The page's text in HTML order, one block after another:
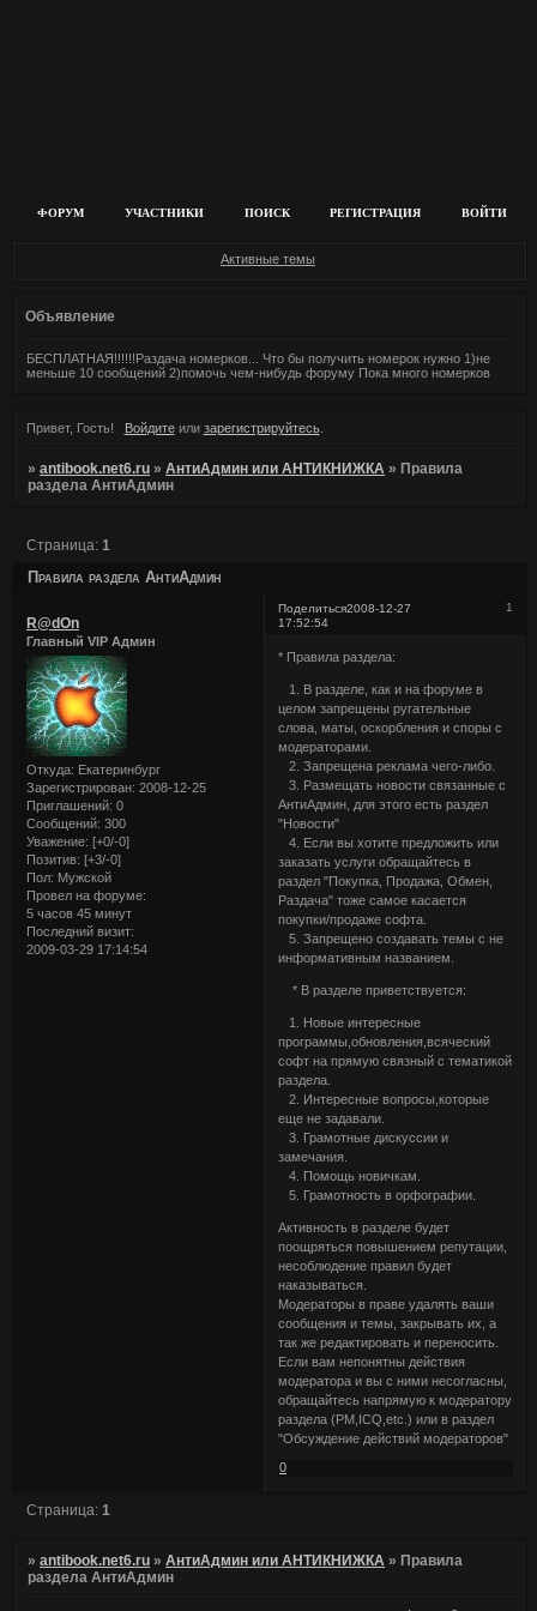
ФОРУМ УЧАСТНИКИ ПОИСК РЕГИСТРАЦИЯ ВОЙТИ
Активные темы
Объявление
БЕСПЛАТНАЯ!!!!!!Раздача номерков... Что бы получить номерок нужно 1)не
меньше 10 сообщений 2)помочь чем-нибудь форуму Пока много номерков
Привет, Гость! Войдитеили зарегистрируйтесь.
»antibook.net6.ru »АнтиАдмин или АНТИКНИЖКА » Правила
раздела АнтиАдмин
Правила раздела АнтиАдмин
Страница:1
Поделиться 1
2008-12-27
17:52:54
R@dOn
Главный VIP Админ
Откуда: Екатеринбург
Зарегистрирован: 2008-12-25
Приглашений: 0
Сообщений: 300
Уважение: [+0/-0]
Позитив: [+3/-0]
Пол: Мужской
Провел на форуме:
5 часов 45 минут
Последний визит:
2009-03-29 17:14:54
* Правила раздела:
1. В разделе, как и на форуме в
целом запрещены ругательные
слова, маты, оскорбления и споры с
модераторами.
2. Запрещена реклама чего-либо.
3. Размещать новости связанные с
АнтиАдмин, для этого есть раздел
"Новости"
4. Если вы хотите предложить или
заказать услуги обращайтесь в
раздел "Покупка, Продажа, Обмен,
Раздача" тоже самое касается
покупки/продаже софта.
5. Запрещено создавать темы с не
информативным названием.
* В разделе приветствуется:
1. Новые интересные
программы,обновления,всяческий
софт на прямую связный с тематикой
раздела.
2. Интересные вопросы,которые
еще не задавали.
3. Грамотные дискуссии и
замечания.
4. Помощь новичкам.
5. Грамотность в орфографии.
Активность в разделе будет
поощряться повышением репутации,
несоблюдение правил будет
наказываться.
Модераторы в праве удалять ваши
сообщения и темы, закрывать их, а
так же редактировать и переносить.
Если вам непонятны действия
модератора и вы с ними несогласны,
обращайтесь напрямую к модератору
раздела (PM,ICQ,etc.) или в раздел
"Обсуждение действий модераторов"
0
Страница:1
»antibook.net6.ru »АнтиАдмин или АНТИКНИЖКА »Правила
раздела АнтиАдмин